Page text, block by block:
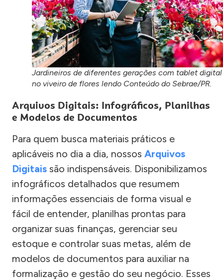
Jardineiros de diferentes gerações com tablet digital
no viveiro de flores lendo Conteúdo do Sebrae/PR.
Arquivos Digitais: Infográficos, Planilhas
e Modelos de Documentos
Para quem busca materiais práticos e
aplicáveis no dia a dia, nossos Arquivos
Digitais são indispensáveis. Disponibilizamos
infográficos detalhados que resumem
informações essenciais de forma visual e
fácil de entender, planilhas prontas para
organizar suas finanças, gerenciar seu
estoque e controlar suas metas, além de
modelos de documentos para auxiliar na
formalização e gestão do seu negócio. Esses